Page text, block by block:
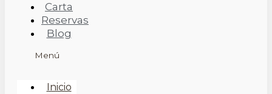
Carta
Reservas
Blog
Menú
Inicio